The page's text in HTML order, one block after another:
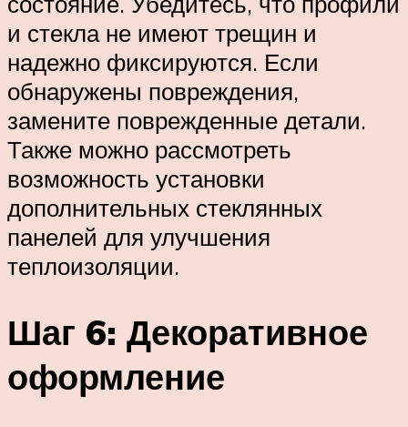
и стекла не имеют трещин и
надежно фиксируются. Если
обнаружены повреждения,
замените поврежденные детали.
Также можно рассмотреть
возможность установки
дополнительных стеклянных
панелей для улучшения
теплоизоляции.
Шаг 6: Декоративное
оформление